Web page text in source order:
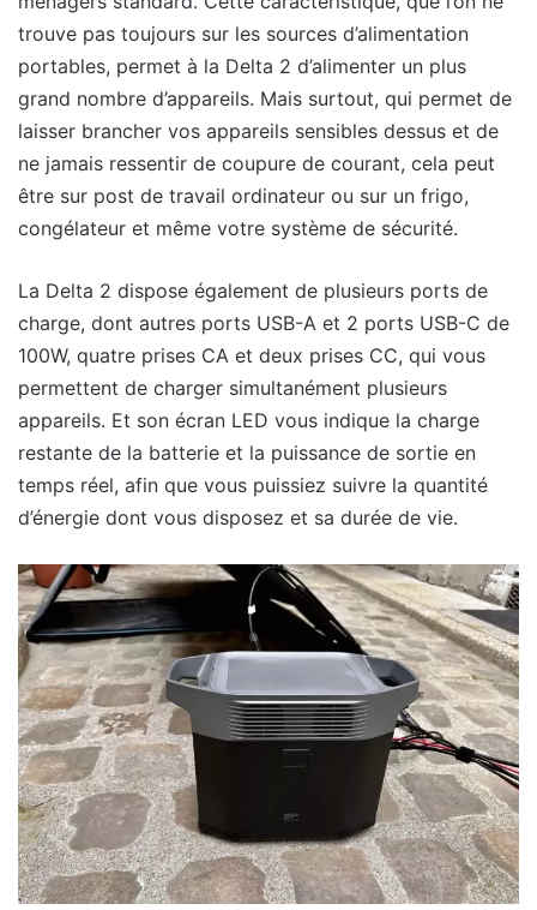
trouve pas toujours sur les sources d’alimentation
portables, permet à la Delta 2 d’alimenter un plus
grand nombre d’appareils. Mais surtout, qui permet de
laisser brancher vos appareils sensibles dessus et de
ne jamais ressentir de coupure de courant, cela peut
être sur post de travail ordinateur ou sur un frigo,
congélateur et même votre système de sécurité.
La Delta 2 dispose également de plusieurs ports de
charge, dont autres ports USB-A et 2 ports USB-C de
100W, quatre prises CA et deux prises CC, qui vous
permettent de charger simultanément plusieurs
appareils. Et son écran LED vous indique la charge
restante de la batterie et la puissance de sortie en
temps réel, afin que vous puissiez suivre la quantité
d’énergie dont vous disposez et sa durée de vie.